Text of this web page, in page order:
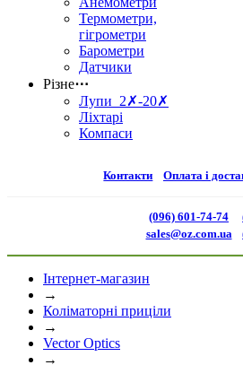
Термометри,
гігрометри
Барометри
Датчики
Різне⋯
Лупи 2✗-20✗
Ліхтарі
Компаси
Контакти Оплата і
(096) 601-74-74
sales@oz.com.ua
Інтернет-магазин
→
Коліматорні приціли
→
Vector Optics
→